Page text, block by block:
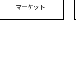
マーケット